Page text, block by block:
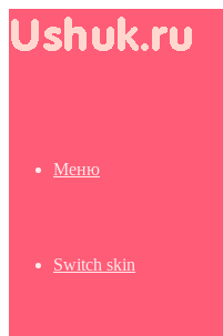
Меню
Switch skin